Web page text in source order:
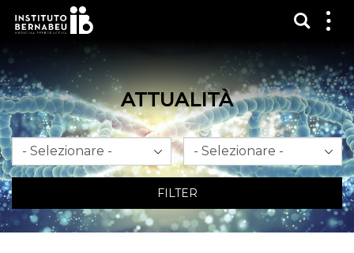
ATTUALITÀ
Mese Anno
FILTER